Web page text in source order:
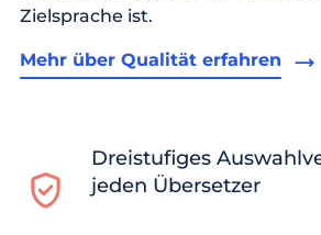
Zielsprache ist.
Mehr über Qualität erfahren
Dreistufiges
jeden Übersetzer